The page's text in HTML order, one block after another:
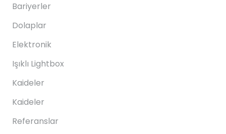
Bariyerler
Dolaplar
Elektronik
Işıklı Lightbox
Kaideler
Kaideler
Referanslar